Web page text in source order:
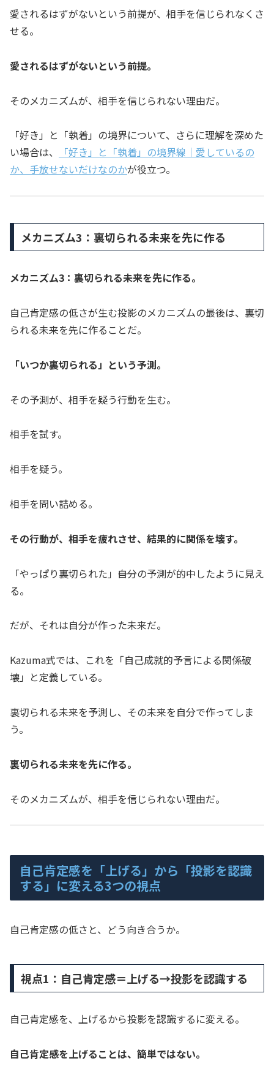
愛されるはずがないという前提が、相手を信じられなくさ
せる。
愛されるはずがないという前提。
そのメカニズムが、相手を信じられない理由だ。
「好き」と「執着」の境界について、さらに理解を深めた
い場合は、
「好き」と「執着」の境界線｜愛しているの
か、手放せないだけなのかが役立つ。
メカニズム3：裏切られる未来を先に作る
メカニズム3：裏切られる未来を先に作る。
自己肯定感の低さが生む投影のメカニズムの最後は、裏切
られる未来を先に作ることだ。
「いつか裏切られる」という予測。
その予測が、相手を疑う行動を生む。
相手を試す。
相手を疑う。
相手を問い詰める。
その行動が、相手を疲れさせ、結果的に関係を壊す。
「やっぱり裏切られた」――自分の予測が的中したように見え
る。
だが、それは自分が作った未来だ。
Kazuma式では、これを「自己成就的予言による関係破
壊」と定義している。
裏切られる未来を予測し、その未来を自分で作ってしま
う。
裏切られる未来を先に作る。
そのメカニズムが、相手を信じられない理由だ。
自己肯定感を「上げる」から「投影を認識
する」に変える3つの視点
自己肯定感の低さと、どう向き合うか。
視点1：自己肯定感＝上げる→投影を認識する
自己肯定感を、上げるから投影を認識するに変える。
自己肯定感を上げることは、簡単ではない。